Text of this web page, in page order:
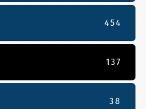
454
137
38